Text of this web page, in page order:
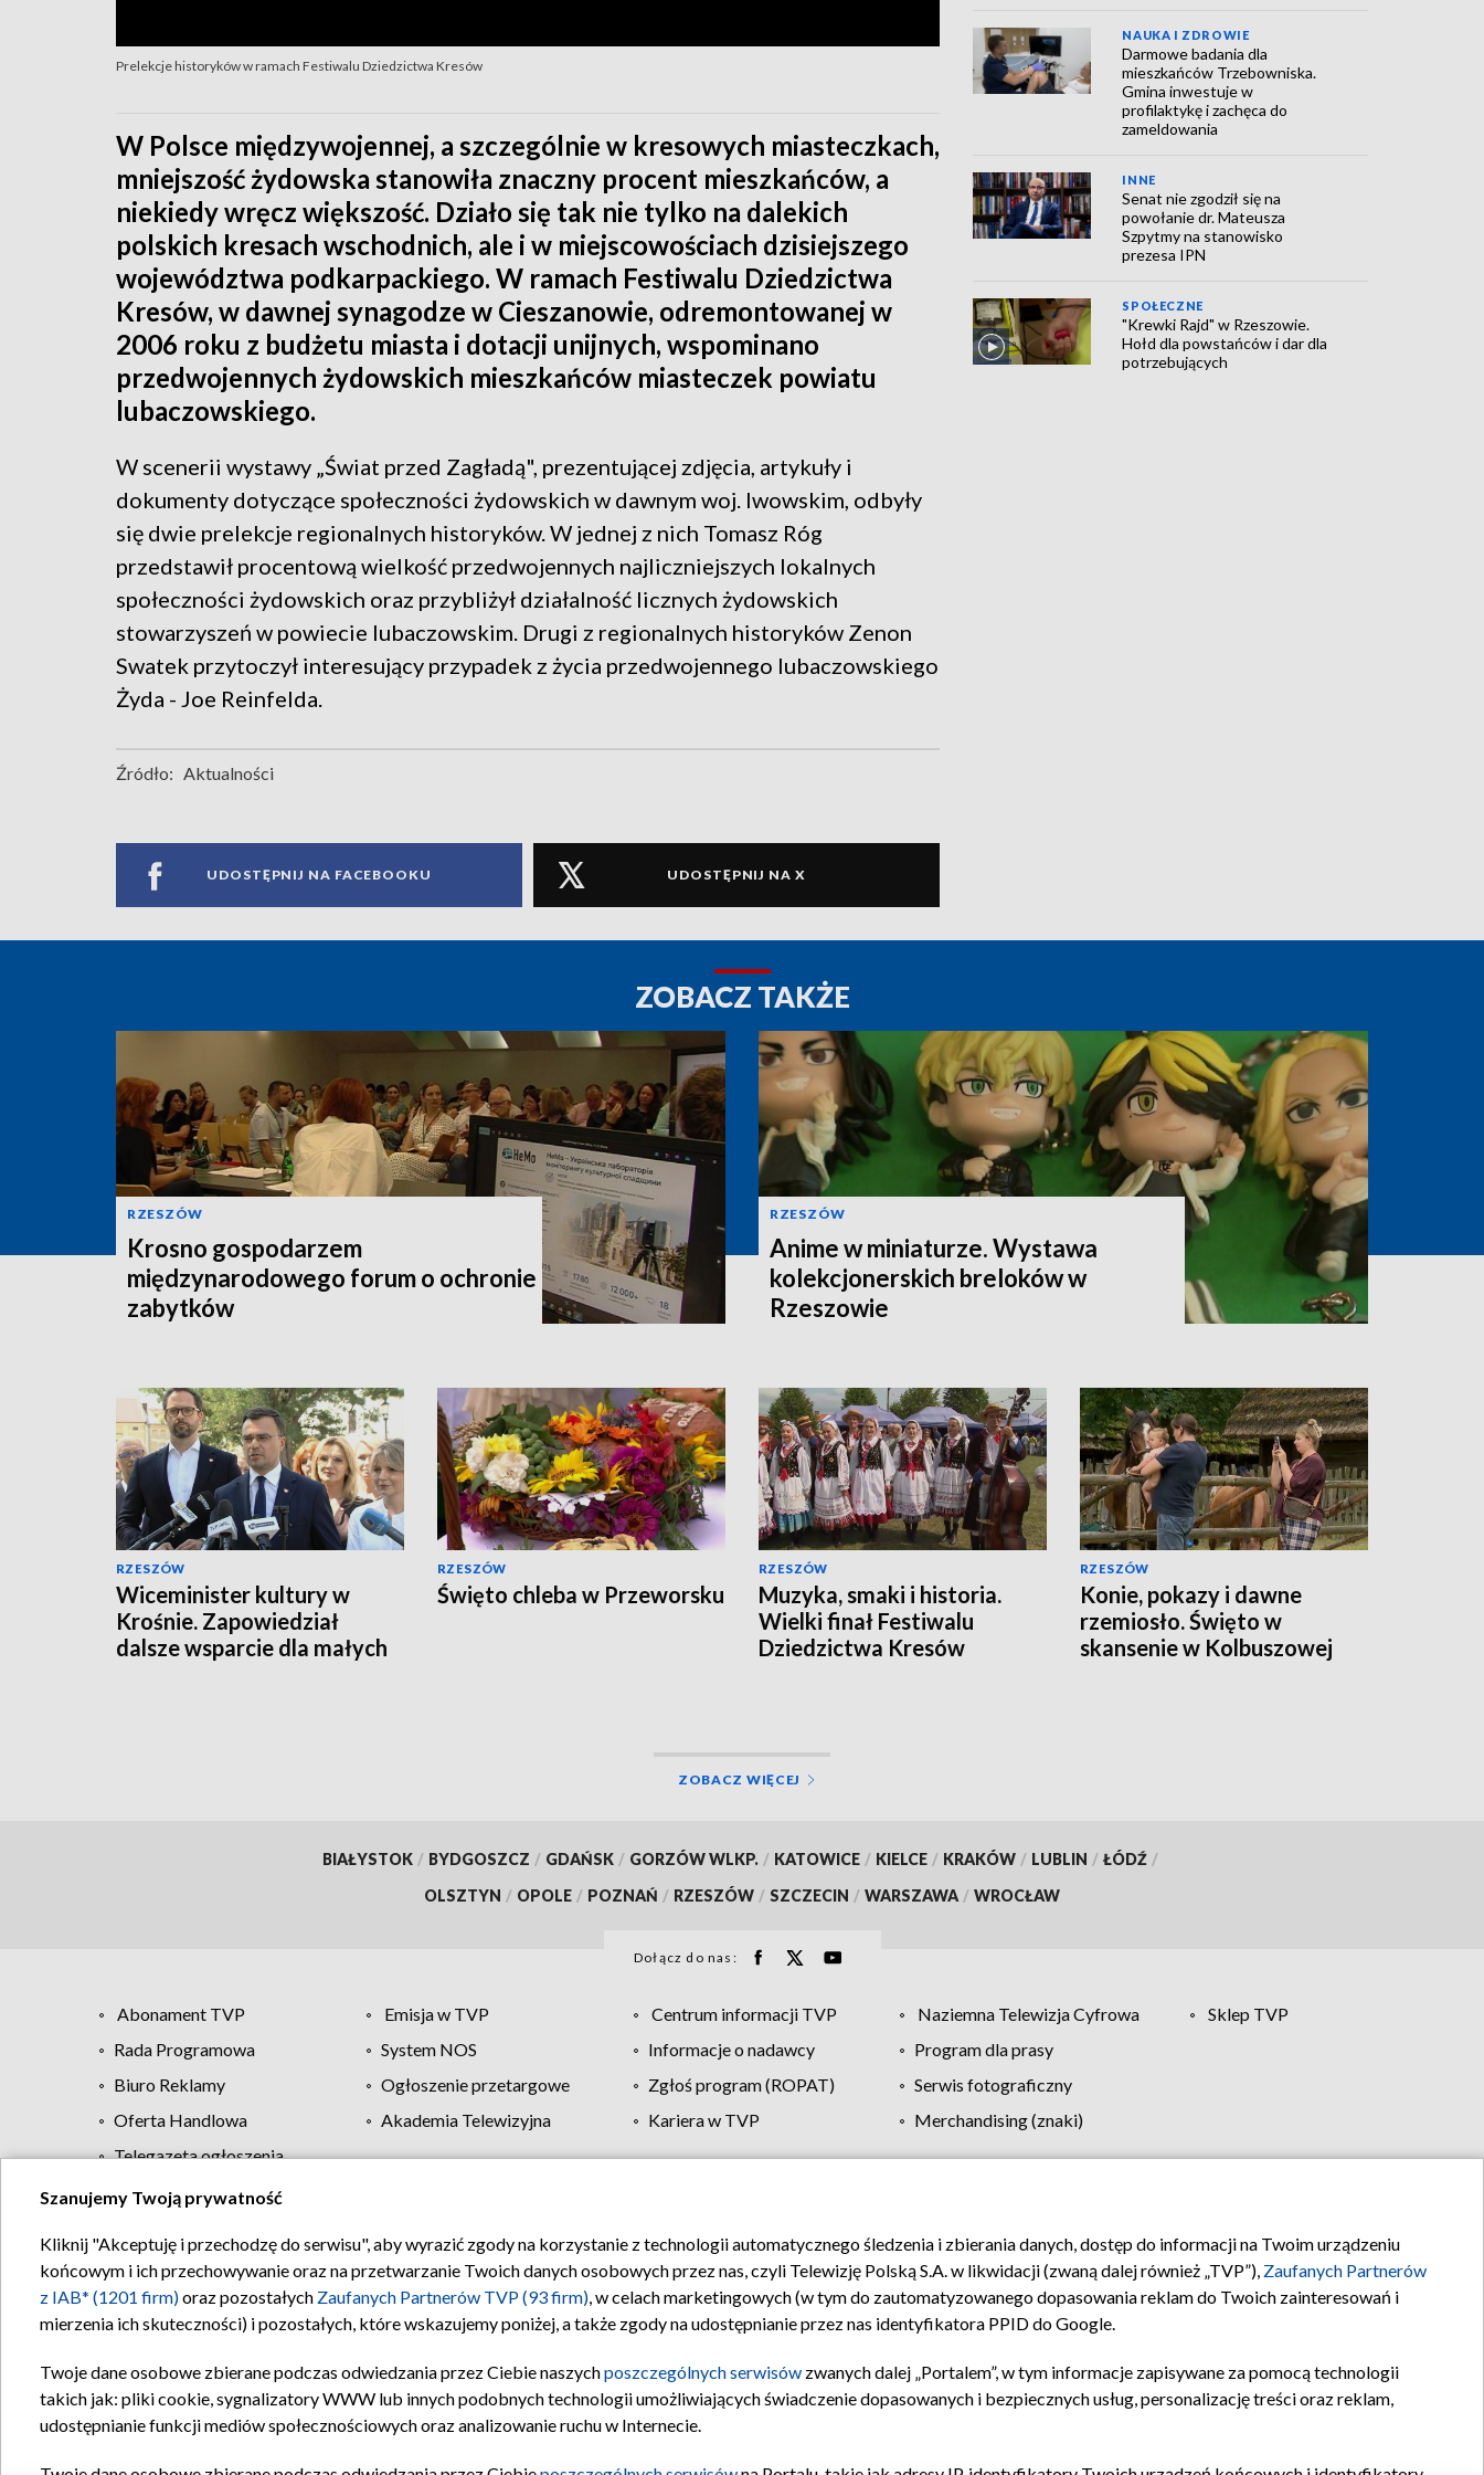
Prelekcje historyków w ramach Festiwalu Dziedzictwa Kresów
W Polsce międzywojennej, a szczególnie w kresowych miasteczkach,
mniejszość żydowska stanowiła znaczny procent mieszkańców, a
niekiedy wręcz większość. Działo się tak nie tylko na dalekich
polskich kresach wschodnich, ale i w miejscowościach dzisiejszego
województwa podkarpackiego. W ramach Festiwalu Dziedzictwa
Kresów, w dawnej synagodze w Cieszanowie, odremontowanej w
2006 roku z budżetu miasta i dotacji unijnych, wspominano
przedwojennych żydowskich mieszkańców miasteczek powiatu
lubaczowskiego.
W scenerii wystawy „Świat przed Zagładą", prezentującej zdjęcia, artykuły i
dokumenty dotyczące społeczności żydowskich w dawnym woj. lwowskim, odbyły
się dwie prelekcje regionalnych historyków. W jednej z nich Tomasz Róg
przedstawił procentową wielkość przedwojennych najliczniejszych lokalnych
społeczności żydowskich oraz przybliżył działalność licznych żydowskich
stowarzyszeń w powiecie lubaczowskim. Drugi z regionalnych historyków Zenon
Swatek przytoczył interesujący przypadek z życia przedwojennego lubaczowskiego
Żyda - Joe Reinfelda.
Źródło: Aktualności
UDOSTĘPNIJ NA FACEBOOKU UDOSTĘPNIJ NA X
NAUKA I ZDROWIE
Darmowe badania dla
mieszkańców Trzebowniska.
Gmina inwestuje w
profilaktykę i zachęca do
zameldowania
INNE
Senat nie zgodził się na
powołanie dr. Mateusza
Szpytmy na stanowisko
prezesa IPN
SPOŁECZNE
"Krewki Rajd" w Rzeszowie.
Hołd dla powstańców i dar dla
potrzebujących
ZOBACZ TAKŻE
RZESZÓW
Krosno gospodarzem
międzynarodowego forum o ochronie
zabytków
RZESZÓW
Anime w miniaturze. Wystawa
kolekcjonerskich breloków w
Rzeszowie
RZESZÓW
Wiceminister kultury w
Krośnie. Zapowiedział
dalsze wsparcie dla małych
RZESZÓW
Święto chleba w Przeworsku
RZESZÓW
Muzyka, smaki i historia.
Wielki finał Festiwalu
Dziedzictwa Kresów
RZESZÓW
Konie, pokazy i dawne
rzemiosło. Święto w
skansenie w Kolbuszowej
ZOBACZ WIĘCEJ
BIAŁYSTOK / BYDGOSZCZ / GDAŃSK / GORZÓW WLKP. / KATOWICE / KIELCE / KRAKÓW / LUBLIN / ŁÓDŹ /
OLSZTYN / OPOLE / POZNAŃ / RZESZÓW / SZCZECIN / WARSZAWA / WROCŁAW
Dołącz do nas:
Abonament TVP Emisja w TVP Centrum informacji TVP Naziemna Telewizja Cyfrowa
Sklep TVP
Rada Programowa
System NOS Informacje o nadawcy
Program dla prasy
Biuro Reklamy
Ogłoszenie przetargowe Zgłoś program (ROPAT)
Serwis fotograficzny
Oferta Handlowa
Akademia Telewizyjna Kariera w TVP
Merchandising (znaki)
Telegazeta ogłoszenia
Regulamin TVP Polityka prywatności Moje zgody Pomoc Biuro reklamy Kontakt
Szanujemy Twoją prywatność
Kliknij "Akceptuję i przechodzę do serwisu", aby wyrazić zgody na korzystanie z technologii automatycznego śledzenia i zbierania danych, dostęp do informacji na Twoim urządzeniu
końcowym i ich przechowywanie oraz na przetwarzanie Twoich danych osobowych przez nas, czyli Telewizję Polską S.A. w likwidacji (zwaną dalej również „TVP”), Zaufanych Partnerów
z IAB* (1201 firm)oraz pozostałych Zaufanych Partnerów TVP (93 firm), w celach marketingowych (w tym do zautomatyzowanego dopasowania reklam do Twoich zainteresowań i
mierzenia ich skuteczności) i pozostałych, które wskazujemy poniżej, a także zgody na udostępnianie przez nas identyfikatora PPID do Google.
Twoje dane osobowe zbierane podczas odwiedzania przez Ciebie naszychposzczególnych serwisów zwanych dalej „Portalem”, w tym informacje zapisywane za pomocą technologii
takich jak: pliki cookie, sygnalizatory WWW lub innych podobnych technologii umożliwiających świadczenie dopasowanych i bezpiecznych usług, personalizację treści oraz reklam,
udostępnianie funkcji mediów społecznościowych oraz analizowanie ruchu w Internecie.